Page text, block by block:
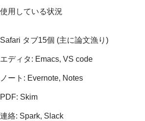
使用している状況
Safari タブ15個 (主に論文漁り)
エディタ: Emacs, VS code
ノート: Evernote, Notes
PDF: Skim
連絡: Spark, Slack